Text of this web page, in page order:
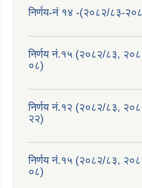
निर्णय-नं १४ -(२०८२/८३-
निर्णय नं.१५ (२०८२/८३,
०८)
निर्णय नं.१२ (२०८२/८३,
२२)
निर्णय नं.१५ (२०८२/८३,
०८)